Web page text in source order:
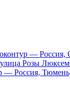
— Россия,
Розы
— Россия,